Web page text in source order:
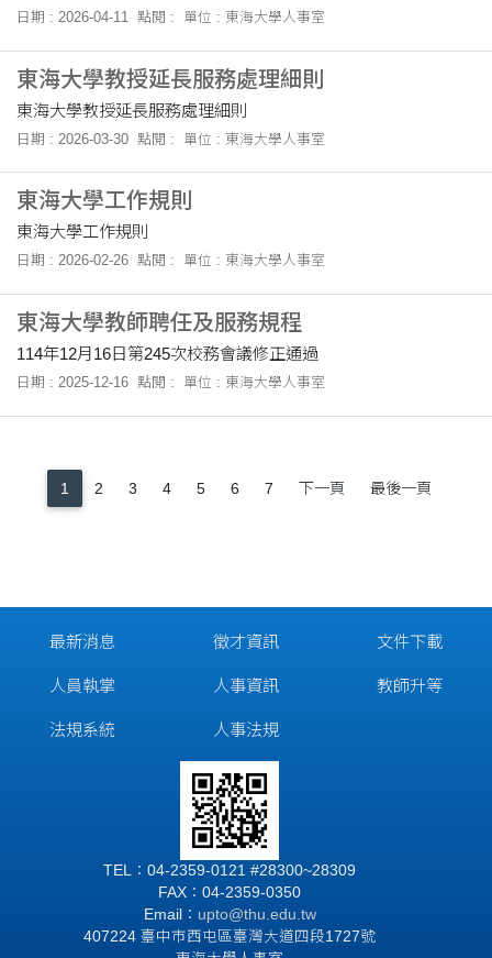
日期 : 2026-04-11 點閱 : 單位 : 東海大學人事室
東海大學教授延長服務處理細則
東海大學教授延長服務處理細則
日期 : 2026-03-30 點閱 : 單位 : 東海大學人事室
東海大學工作規則
東海大學工作規則
日期 : 2026-02-26 點閱 : 單位 : 東海大學人事室
東海大學教師聘任及服務規程
114年12月16日第245次校務會議修正通過
日期 : 2025-12-16 點閱 : 單位 : 東海大學人事室
1 2 3 4 5 6 7 下一頁 最後一頁
最新消息
人員執掌
法規系統
徵才資訊
人事資訊
人事法規
文件下載
教師升等
TEL：04-2359-0121 #28300~28309
FAX：04-2359-0350
Email： upto@thu.edu.tw
407224 臺中市西屯區臺灣大道四段1727號